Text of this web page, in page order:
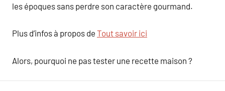
les époques sans perdre son caractère gourmand.
Plus d’infos à propos de Tout savoir ici
Alors, pourquoi ne pas tester une recette maison ?